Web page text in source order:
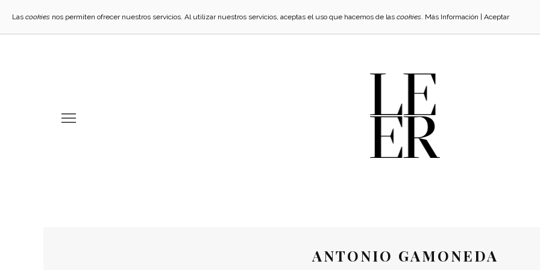
ANTONIO GAMONEDA
Las cookies nos permiten ofrecer nuestros servicios. Al utilizar nuestros servicios, aceptas el uso que hacemos de las cookies. Más Información Aceptar